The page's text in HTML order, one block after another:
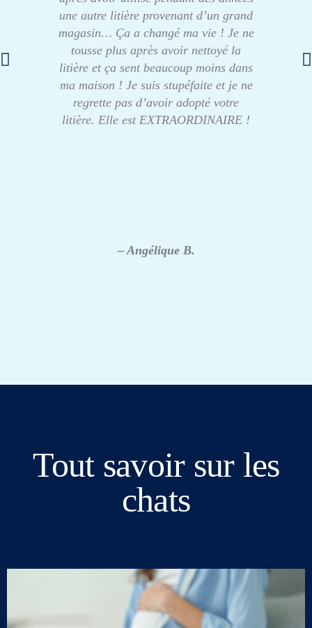
une autre litière provenant d’un grand
magasin… Ça a changé ma vie ! Je ne
tousse plus après avoir nettoyé la
litière et ça sent beaucoup moins dans
ma maison ! Je suis stupéfaite et je ne
regrette pas d’avoir adopté votre
litière. Elle est EXTRAORDINAIRE !
– Angélique B.
Tout savoir sur les
chats